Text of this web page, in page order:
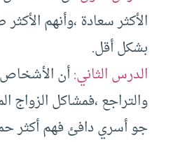
الأكثر سعادة ،وأنهم
بشكل أقل.
الدرس الثاني:أن
والتراجع ،فمشاكل
جو أسري دافئ فهم أكثر